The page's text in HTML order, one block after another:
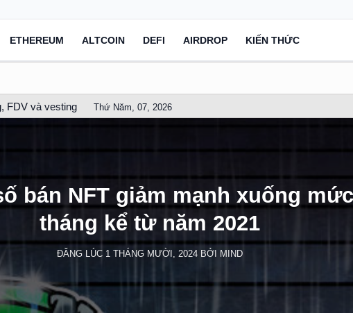
ETHEREUM ALTCOIN DEFI AIRDROP KIẾN THỨC
FDV và vesting Thứ Năm, 07, 2026
bán NFT giảm mạnh xuống
tháng kể từ năm 2021
ĐĂNG LÚC 1 THÁNG MƯỜI, 2024 BỞI MIND